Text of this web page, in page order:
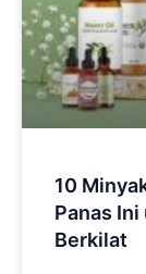
10
Panas
Berkilat